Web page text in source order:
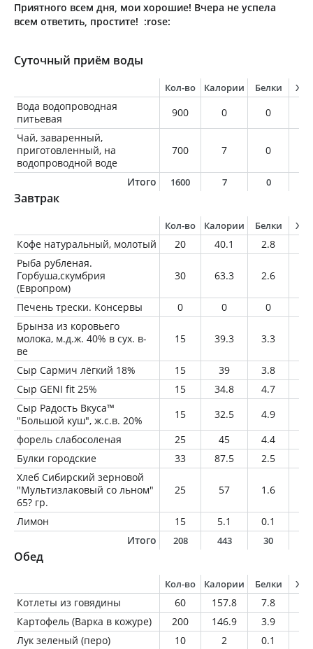
Приятного всем дня, мои хорошие! Вчера не успела
всем ответить, простите! :rose:
Суточный приём воды
Кол-во Калории Белки
Вода водопроводная
питьевая
900 0 0
Чай, заваренный,
приготовленный, на
водопроводной воде
700 7 0
Итого 1600 7 0
Завтрак
Кол-во Калории Белки
Кофе натуральный, молотый 20 40.1 2.8
Рыба рубленая.
Горбуша,скумбрия
(Европром)
30 63.3 2.6
Печень трески. Консервы 0 0 0
Брынза из коровьего
молока, м.д.ж. 40% в сух. в-
ве
15 39.3 3.3
Сыр Сармич лёгкий 18% 15 39 3.8
Сыр GENI fit 25%
15 34.8 4.7
Сыр Радость Вкуса™
"Большой куш", ж.с.в. 20%
15 32.5 4.9
форель слабосоленая
25 45 4.4
Булки городские
33 87.5 2.5
Хлеб Сибирский зерновой
"Мультизлаковый со льном"
65? гр.
25 57 1.6
Лимон 15 5.1 0.1
Итого
208 443 30
Обед
Кол-во Калории Белки
Котлеты из говядины 60 157.8 7.8
Картофель (Варка в кожуре)
200 146.9 3.9
Лук зеленый (перо)
10 2 0.1